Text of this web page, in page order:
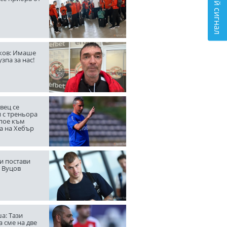
Имаше
за нас!
се
с треньора
към
на Хебър
постави
Вуцов
Тази
сме на две